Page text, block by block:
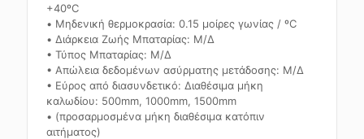
+40ºC
• Μηδενική θερμοκρασία: 0.15 μοίρες γωνίας / ºC
• Διάρκεια Ζωής Μπαταρίας: Μ/Δ
• Τύπος Μπαταρίας: Μ/Δ
• Απώλεια δεδομένων ασύρματης μετάδοσης: Μ/Δ
• Εύρος από διασυνδετικό: Διαθέσιμα μήκη
καλωδίου: 500mm, 1000mm, 1500mm
• (προσαρμοσμένα μήκη διαθέσιμα κατόπιν
αιτήματος)